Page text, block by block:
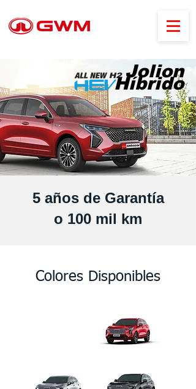
Jolion
Híbrido
5 años de Garantía
o 100 mil km
Colores Disponibles